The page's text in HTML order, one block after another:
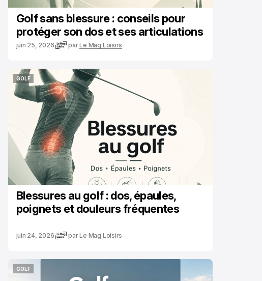
Golf sans blessure : conseils pour
protéger son dos et ses articulations
juin 25, 2026 parLe Mag Loisirs
GOLF
GOLF
Blessures au golf : dos, épaules,
poignets et douleurs fréquentes
juin 24, 2026 parLe Mag Loisirs
GOLF